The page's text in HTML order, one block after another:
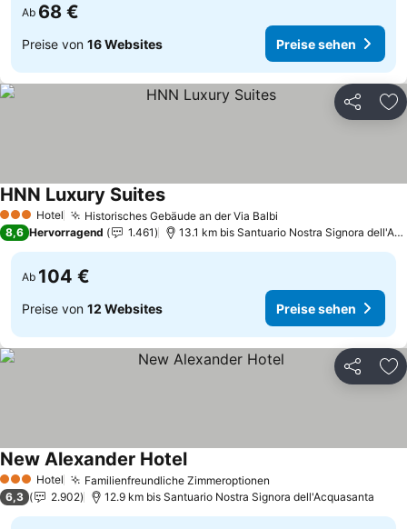
Ab 68 €
Preise von 16 Websites Preise sehen
Teilen
3 SterneHotel Historisches Gebäude an der Via Balbi
HNN Luxury SuitesPreise sehen
8,6 Hervorragend 1.461 13.1 km bis Santuario Nostra Signora
Ab 104 €
Preise von 12 Websites Preise sehen
Teilen
3 SterneHotel Familienfreundliche Zimmeroptionen
New Alexander HotelPreise sehen
6,3 2.902 12.9 km bis Santuario Nostra Signora dell'Acquasanta